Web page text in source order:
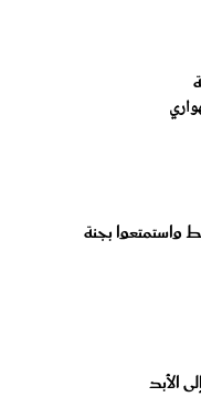
واستمتعوا بجنة
الأبد